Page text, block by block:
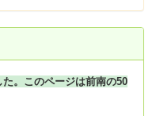
。このページは前南の50